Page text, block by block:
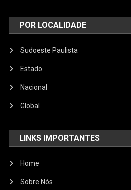
POR LOCALIDADE
Sudoeste Paulista
Estado
Nacional
Global
LINKS IMPORTANTES
Home
Sobre Nós